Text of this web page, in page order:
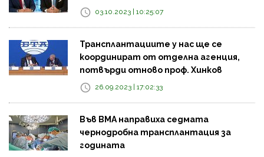
03.10.2023 | 10:25:07
Трансплантациите у нас ще се
координират от отделна агенция,
потвърди отново проф. Хинков
26.09.2023 | 17:02:33
Във ВМА направиха седмата
чернодробна трансплантация за
годината